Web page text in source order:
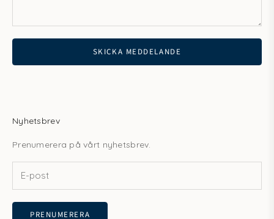
SKICKA MEDDELANDE
Nyhetsbrev
Prenumerera på vårt nyhetsbrev.
PRENUMERERA